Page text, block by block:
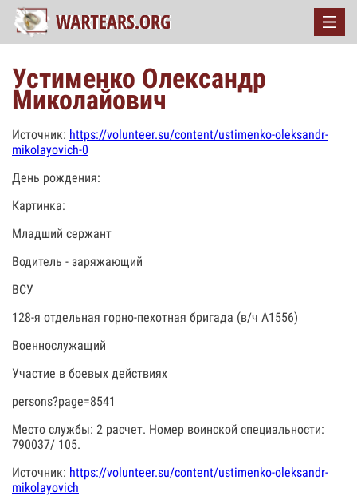
Устименко Олександр
Миколайович
Источник: https://volunteer.su/content/ustimenko-oleksandr-
mikolayovich-0
День рождения:
Картинка:
Младший сержант
Водитель - заряжающий
ВСУ
128-я отдельная горно-пехотная бригада (в/ч А1556)
Военнослужащий
Участие в боевых действиях
persons?page=8541
Место службы: 2 расчет. Номер воинской специальности:
790037/ 105.
Источник: https://volunteer.su/content/ustimenko-oleksandr-
mikolayovich